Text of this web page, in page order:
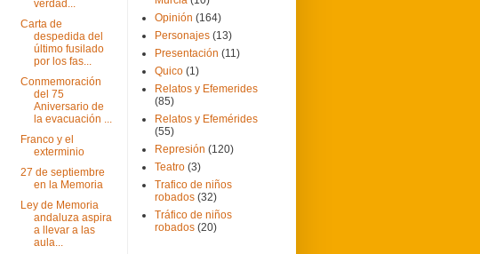
verdad...
Carta de
despedida del
último fusilado
por los fas...
Conmemoración
del 75
Aniversario de
la evacuación ...
Franco y el
exterminio
27 de septiembre
en la Memoria
Ley de Memoria
andaluza aspira
a llevar a las
aula...
Opinión (164)
Personajes (13)
Presentación (11)
Quico (1)
Relatos y Efemerides
(85)
Relatos y Efemérides
(55)
Represión (120)
Teatro (3)
Trafico de niños
robados (32)
Tráfico de niños
robados (20)